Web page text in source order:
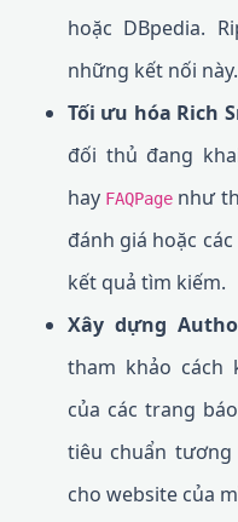
hoặc DBpedia.
những kết nối này.
Tối ưu hóa Rich
đối thủ đang
hay FAQPage như
đánh giá hoặc
kết quả tìm kiếm.
Xây dựng
tham khảo cách
của các trang
tiêu chuẩn tương
cho website của